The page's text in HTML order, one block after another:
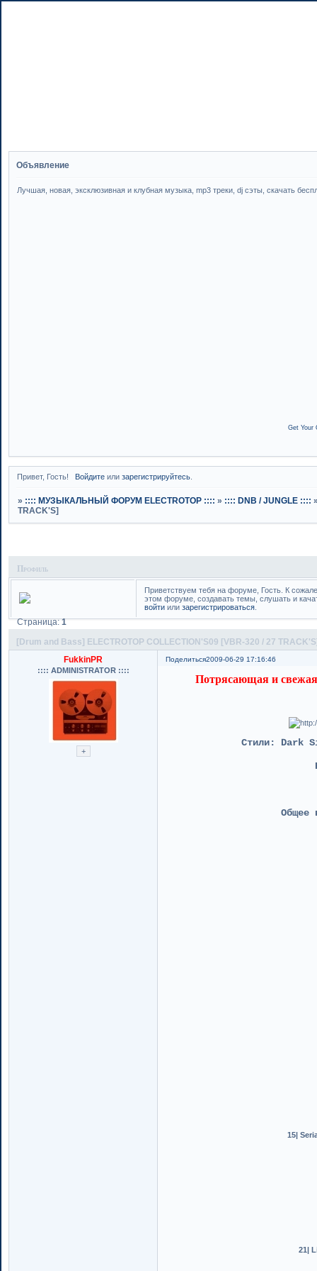
Объявление
Лучшая, новая, эксклюзивная и клубная музыка, mp3 треки, dj сэты, скачать
Get Your
Привет, Гость! Войдитеили зарегистрируйтесь.
» :::: МУЗЫКАЛЬНЫЙ ФОРУМ ELECTROTOP :::: » :::: DNB / JUNGLE ::::
TRACK'S]
Профиль
Приветствуем тебя на форуме, Гость. К
этом форуме, создавать темы, слушать и
войти или зарегистрироваться
[Drum and Bass] ELECTROTOP COLLECTION'S09 [VBR-320 / 27
Страница:1
Поделиться2009-06-29 17:16:46
FukkinPR
:::: ADMINISTRATOR ::::
Потрясающая и
Стили: Dark
Общее
15|
21|